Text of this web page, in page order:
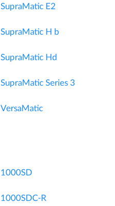
SupraMatic E2
SupraMatic H b
SupraMatic Hd
SupraMatic Series 3
VersaMatic
1000SD
1000SDC-R